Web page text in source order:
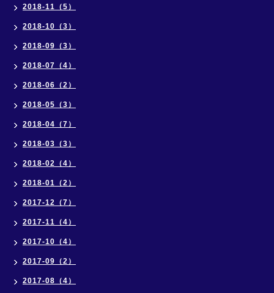
2018-11（5）
2018-10（3）
2018-09（3）
2018-07（4）
2018-06（2）
2018-05（3）
2018-04（7）
2018-03（3）
2018-02（4）
2018-01（2）
2017-12（7）
2017-11（4）
2017-10（4）
2017-09（2）
2017-08（4）